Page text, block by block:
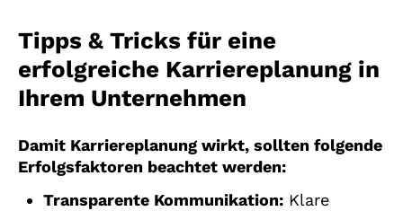
Tipps & Tricks für eine
erfolgreiche Karriereplanung in
Ihrem Unternehmen
Damit Karriereplanung wirkt, sollten folgende
Erfolgsfaktoren beachtet werden:
Transparente Kommunikation: Klare